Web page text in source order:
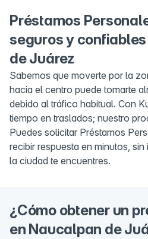
Préstamos
seguros y
de Juárez
Sabemos que moverte por la
hacia el centro puede tomarte
debido al tráfico habitual. Con
tiempo en traslados; nuestro
Puedes solicitar Préstamos
recibir respuesta en minutos,
la ciudad te encuentres.
¿Cómo obtener un
en Naucalpan de